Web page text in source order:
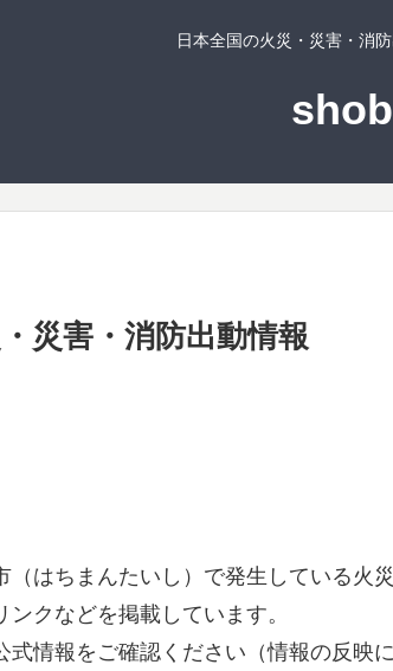
日本全国の火災・災害・消
災害・消防出動情報
（はちまんたいし）で発生している火
クなどを掲載しています。
情報をご確認ください（情報の反映